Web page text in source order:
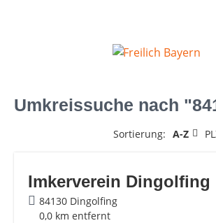
Umkreissuche nach
Sortierung: A-Z
Imkerverein Dingolfing
84130 Dingolfing
0,0 km entfernt